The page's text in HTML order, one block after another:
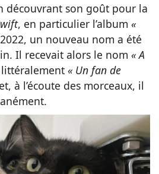
découvrant son goût pour la
, en particulier l’album «
un nouveau nom a été
Il recevait alors le nom « A
« Un fan de
à l’écoute des morceaux, il